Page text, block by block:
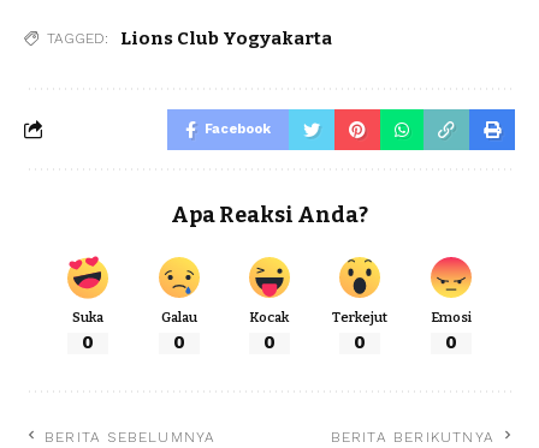
TAGGED: Lions Club Yogyakarta
Facebook
Apa Reaksi Anda?
Suka
0
Galau
0
Kocak
0
Terkejut
0
Emosi
0
BERITA SEBELUMNYA BERITA BERIKUTNYA